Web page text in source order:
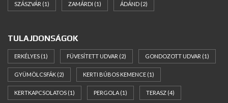
SZÁSZVÁR (1) ZAMÁRDI (1) ÁDÁND (2)
TULAJDONSÁGOK
ERKÉLYES (1) FÜVESÍTETT UDVAR (2) GONDOZOTT UDVAR (1)
GYÜMÖLCSFÁK (2) KERTI BÚBOS KEMENCE (1)
KERTKAPCSOLATOS (1) PERGOLA (1) TERASZ (4)